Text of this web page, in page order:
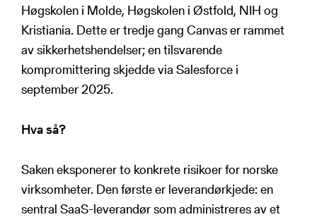
Høgskolen i Molde, Høgskolen i Østfold, NIH og
Kristiania. Dette er tredje gang Canvas er rammet
av sikkerhetshendelser; en tilsvarende
kompromittering skjedde via Salesforce i
september 2025.
Hva så?
Saken eksponerer to konkrete risikoer for norske
virksomheter. Den første er leverandørkjede: en
sentral SaaS-leverandør som administreres av et